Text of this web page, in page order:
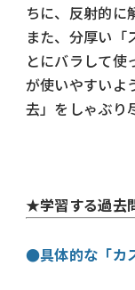
ちに、反射的に
また、分厚い「
とにバラして使
が使いやすいよ
去」をしゃぶり
★学習する過去
●具体的な「カ